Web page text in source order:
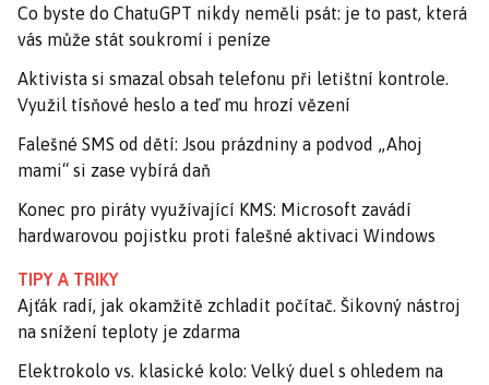
Co byste do ChatuGPT nikdy neměli psát: je to past, která
vás může stát soukromí i peníze
Aktivista si smazal obsah telefonu při letištní kontrole.
Využil tísňové heslo a teď mu hrozí vězení
Falešné SMS od dětí: Jsou prázdniny a podvod „Ahoj
mami“ si zase vybírá daň
Konec pro piráty využívající KMS: Microsoft zavádí
hardwarovou pojistku proti falešné aktivaci Windows
TIPY A TRIKY
Ajťák radí, jak okamžitě zchladit počítač. Šikovný nástroj
na snížení teploty je zdarma
Elektrokolo vs. klasické kolo: Velký duel s ohledem na